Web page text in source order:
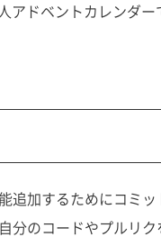
アドベントカレンダ
加するためにコミッ
分のコードやプルリ